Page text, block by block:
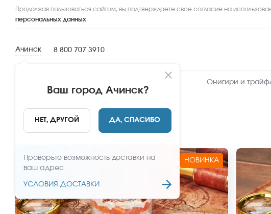
Продолжая пользоваться сайтом, вы подтверждаете свое согласие на
персональных данных.
Ачинск
Ваш город Ачинск?
НЕТ, ДРУГОЙ ДА, СПАСИБО
Проверьте возможность доставки на
ваш адрес
УСЛОВИЯ ДОСТАВКИ
8 800 707 3910
Онигири и
Новинки
НОВИНКА